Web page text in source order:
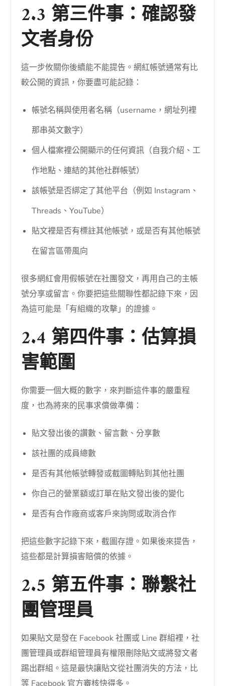
2.3 第三件事：確認發
文者身份
這一步攸關你後續能不能提告。網紅帳號通常有比
較公開的資訊，你要盡可能記錄：
帳號名稱與使用者名稱（username，網址列裡
那串英文數字）
個人檔案裡公開顯示的任何資訊（自我介紹、工
作地點、連結的其他社群帳號）
該帳號是否綁定了其他平台（例如 Instagram、
Threads、YouTube）
貼文裡是否有標註其他帳號，或是否有其他帳號
在留言區帶風向
很多網紅會用假帳號在社團發文，再用自己的主帳
號分享或留言。你要把這些關聯性都記錄下來，因
為這可能是「有組織的攻擊」的證據。
2.4 第四件事：估算損
害範圍
你需要一個大概的數字，來判斷這件事的嚴重程
度，也為將來的民事求償做準備：
貼文發出後的讚數、留言數、分享數
該社團的成員總數
是否有其他帳號轉發或截圖轉貼到其他社團
你自己的營業額或訂單在貼文發出後的變化
是否有合作廠商或客戶來詢問或取消合作
把這些數字記錄下來，截圖存證。如果後來提告，
這些都是計算損害賠償的依據。
2.5 第五件事：聯繫社
團管理員
如果貼文是發在 Facebook 社團或 Line 群組裡，社
團管理員或群組管理員有權限刪除貼文或將發文者
踢出群組。這是最快讓貼文從社團消失的方法，比
等 Facebook 官方審核快得多。